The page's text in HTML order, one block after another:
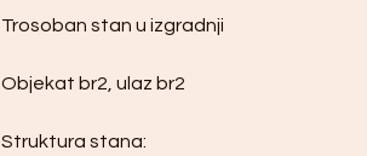
Trosoban stan u izgradnji
Objekat br2, ulaz br2
Struktura stana: